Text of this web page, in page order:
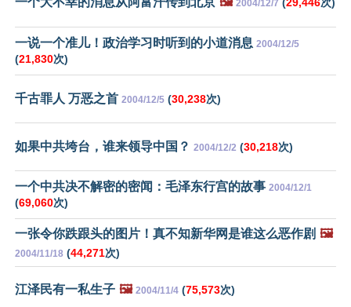
2004/12/7
一说一个准儿！政治学习时听到的小道消息 2004/12/5
(21,830次)
千古罪人 万恶之首 2004/12/5 (30,238次)
如果中共垮台，谁来领导中国？ 2004/12/2 (30,218次)
一个中共决不解密的密闻：毛泽东行宫的故事 2004/12/1
(69,060次)
一张令你跌跟头的图片！真不知新华网是谁这么恶作剧 🖼️
2004/11/18 (44,271次)
江泽民有一私生子 🖼️ 2004/11/4 (75,573次)